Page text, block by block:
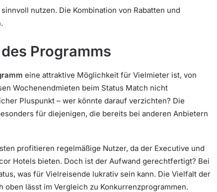
nutzen. Die Kombination von Rabatten und
Programms
eine attraktive Möglichkeit für Vielmieter ist, von
Wochenendmieten beim Status Match nicht
Pluspunkt – wer könnte darauf verzichten? Die
für diejenigen, die bereits bei anderen Anbietern
profitieren regelmäßige Nutzer, da der Executive und
Hotels bieten. Doch ist der Aufwand gerechtfertigt? Bei
was für Vielreisende lukrativ sein kann. Die Vielfalt der
lässt im Vergleich zu Konkurrenzprogrammen.